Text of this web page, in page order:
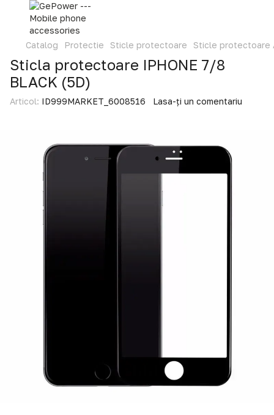
Catalog Protectie Sticle protectoare Sticle protectoare
Sticla protectoare IPHONE 7/8
BLACK (5D)
Articol: ID999MARKET_6008516 Lasa-ți un comentariu